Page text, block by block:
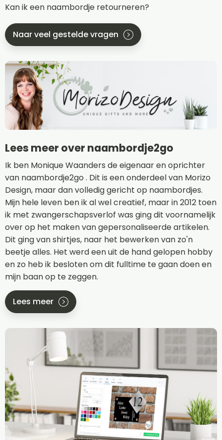
Kan ik een naambordje retourneren?
Naar veel gestelde vragen
Lees meer over naambordje2go
Ik ben Monique Waanders de eigenaar en oprichter
van naambordje2go . Dit is een onderdeel van Morizo
Design, maar dan volledig gericht op naambordjes.
Mijn hele leven ben ik al wel creatief, maar in 2012 toen
ik met zwangerschapsverlof was ging dit voornamelijk
over op het maken van gepersonaliseerde artikelen.
Dit ging van shirtjes, naar het bewerken van zo'n
beetje alles. Het werd een uit de hand gelopen hobby
en zo heb ik besloten om dit fulltime te gaan doen en
mijn baan op te zeggen.
Lees meer